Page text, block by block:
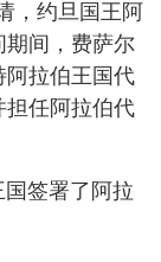
，约旦国王阿
期间，费萨尔
阿拉伯王国代
担任阿拉伯代
国签署了阿拉